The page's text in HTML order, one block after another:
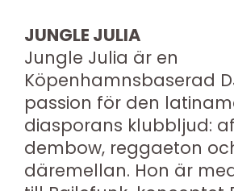
JUNGLE JULIA
Jungle Julia är en
Köpenhamnsbaserad
passion för den
diasporans klubbljud:
dembow, reggaeton
däremellan. Hon är